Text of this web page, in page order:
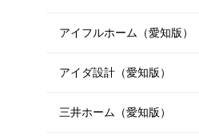
アイフルホーム（愛知版）
アイダ設計（愛知版）
三井ホーム（愛知版）